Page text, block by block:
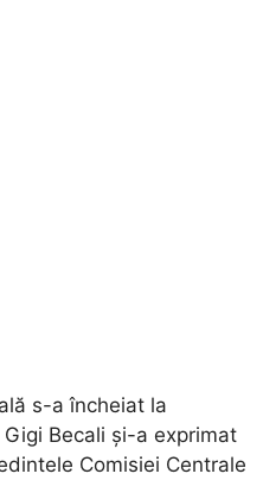
s-a încheiat la
Becali și-a exprimat
Comisiei Centrale